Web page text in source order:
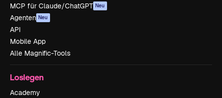
MCP für Claude/ChatGPT Neu
Agenten Neu
API
Mobile App
Alle Magnific-Tools
Loslegen
Academy